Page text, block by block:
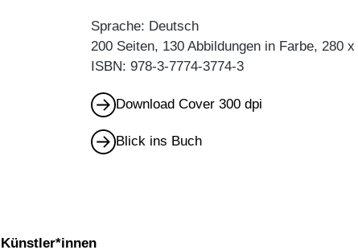
Sprache: Deutsch
200 Seiten, 130 Abbildungen in Farbe, 280
ISBN: 978-3-7774-3774-3
Download Cover 300 dpi
Blick ins Buch
Künstler*innen